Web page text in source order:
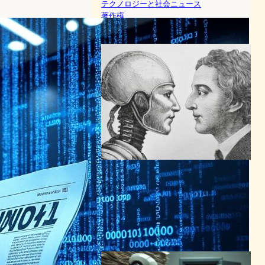
テクノロジーと社会ニュース
著作権
2024年1月9日5:15
新聞社がMicrosoftとOpenAI
を著作権侵害で提訴、AI開発
の記事無断使用を巡り
AI（人工知能）ニュース
著作権
2024年5月1日8:11